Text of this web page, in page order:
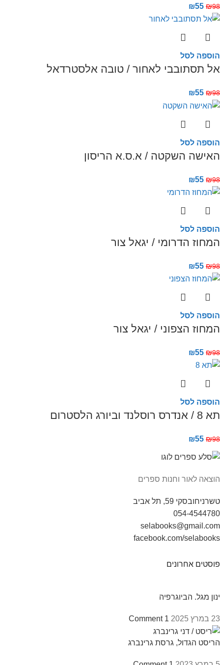
₪98
₪55
הוספה לסל
אל תסתובבי לאחור / טובה אלסטרדאל
₪98
₪55
הוספה לסל
האישה השקטה / א.ס.א הריסון
₪98
₪55
הוספה לסל
המחוז הדרומי / יגאל צור
₪98
₪55
הוספה לסל
המחוז הצפוני / יגאל צור
₪98
₪55
הוספה לסל
תא 8 / אנדרס רוסלנד וביורג הלסטרום
₪98
₪55
הוצאה לאור וחנות ספרים
טשרניחובסקי 59, תל אביב
054-4544780
selabooks@gmail.com
facebook.com/selabooks
פוסטים אחרונים
ינון מגל. הביוגרפיה
23 במרץ 2025 1 Comment
הריסט הגדול, גרסת גרינברג